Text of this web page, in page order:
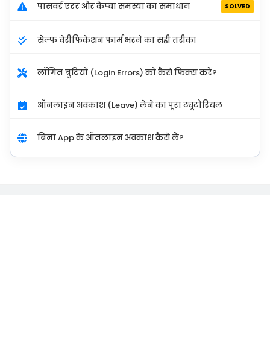
पासवर्ड एरर और कैप्चा समस्या का समाधान SOLVED
सेल्फ वेरीफिकेशन फार्म भरने का सही तरीका
लॉगिन त्रुटियों (Login Errors) को कैसे फिक्स करें?
ऑनलाइन अवकाश (Leave) लेने का पूरा ट्यूटोरियल
बिना App के ऑनलाइन अवकाश कैसे लें?